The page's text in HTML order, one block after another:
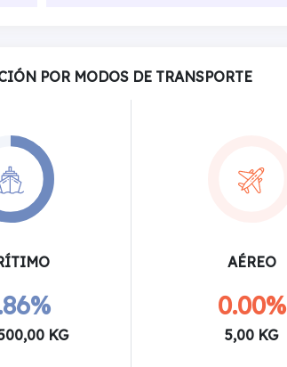
POR MODOS DE TRANSPORTE
KG
AÉREO
0.00%
5,00 KG